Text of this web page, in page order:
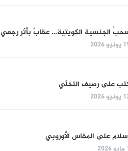
الجنسية الكويتية… عقابٌ بأثر رجعي
2026
على رصيف التخلّي
2026
على المقاس الأوروبي